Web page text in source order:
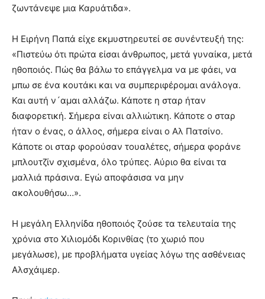
hd
ζωντάνεψε μια Καρυάτιδα».
Η Ειρήνη Παπά είχε εκμυστηρευτεί σε συνέντευξή της:
«Πιστεύω ότι πρώτα είσαι άνθρωπος, μετά γυναίκα, μετά
ηθοποιός. Πώς θα βάλω το επάγγελμα να με φάει, να
μπω σε ένα κουτάκι και να συμπεριφέρομαι ανάλογα.
Και αυτή ν´αμαι αλλάζω. Κάποτε η σταρ ήταν
διαφορετική. Σήμερα είναι αλλιώτικη. Κάποτε ο σταρ
ήταν ο ένας, ο άλλος, σήμερα είναι ο Αλ Πατσίνο.
Κάποτε οι σταρ φορούσαν τουαλέτες, σήμερα φοράνε
μπλουτζίν σχισμένα, όλο τρύπες. Αύριο θα είναι τα
μαλλιά πράσινα. Εγώ αποφάσισα να μην
ακολουθήσω…».
Η μεγάλη Ελληνίδα ηθοποιός ζούσε τα τελευταία της
χρόνια στο Χιλιομόδι Κορινθίας (το χωριό που
μεγάλωσε), με προβλήματα υγείας λόγω της ασθένειας
Αλσχάιμερ.